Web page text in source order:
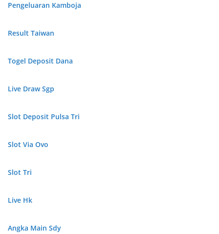
Pengeluaran Kamboja
Result Taiwan
Togel Deposit Dana
Live Draw Sgp
Slot Deposit Pulsa Tri
Slot Via Ovo
Slot Tri
Live Hk
Angka Main Sdy